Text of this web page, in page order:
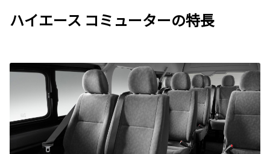
ハイエース コミューターの特長